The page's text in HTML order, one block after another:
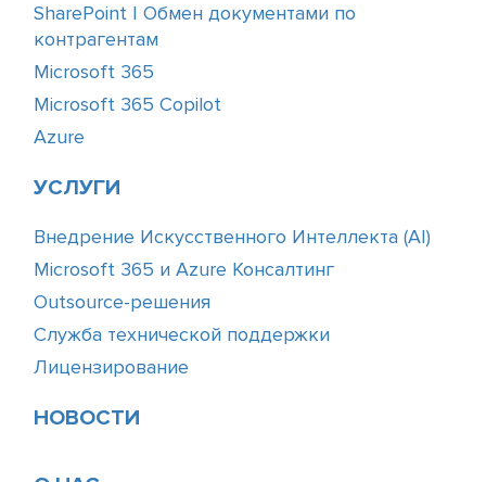
SharePoint | Обмен документами по
контрагентам
Microsoft 365
Microsoft 365 Copilot
Azure
УСЛУГИ
Внедрение Искусственного Интеллекта (АІ)
Microsoft 365 и Azure Консалтинг
Outsource-решения
Служба технической поддержки
Лицензирование
НОВОСТИ